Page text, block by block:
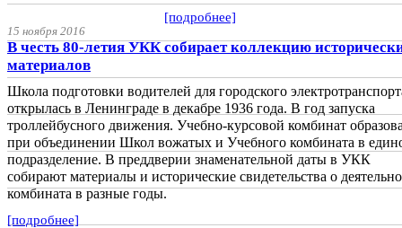
[подробнее]
15 ноября 2016
В честь 80-летия УКК собирает коллекцию
материалов
Школа подготовки водителей для городского
открылась в Ленинграде в декабре 1936 года. В год запуска
троллейбусного движения. Учебно-курсовой комбинат
при объединении Школ вожатых и Учебного комбината в
подразделение. В преддверии знаменательной даты в УКК
собирают материалы и исторические свидетельства о
комбината в разные годы.
[подробнее]